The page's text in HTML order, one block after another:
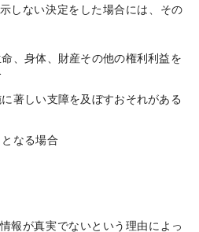
しない決定をした場合には、その
、身体、財産その他の権利利益を
著しい支障を及ぼすおそれがある
なる場合
報が真実でないという理由によっ